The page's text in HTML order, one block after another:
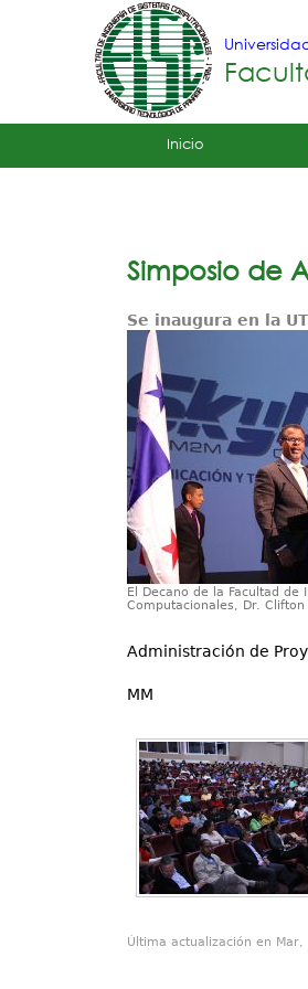
TropicalInicio
Simposio de
Se inaugura en la
El Decano de la Facultad de
Computacionales, Dr.
Administración de
MM
Última actualización en